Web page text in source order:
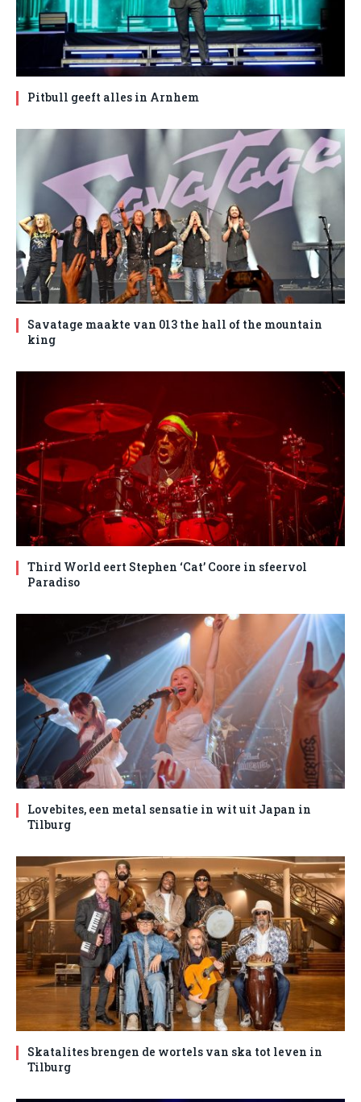
Pitbull geeft alles in Arnhem
Savatage maakte van 013 the hall of the mountain
king
Third World eert Stephen ‘Cat’ Coore in sfeervol
Paradiso
Lovebites, een metal sensatie in wit uit Japan in
Tilburg
Skatalites brengen de wortels van ska tot leven in
Tilburg